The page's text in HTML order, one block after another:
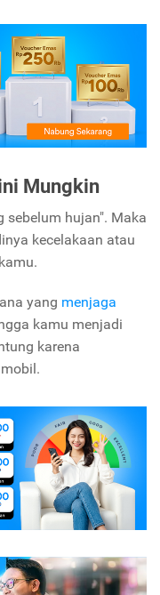
Mungkin
sebelum hujan". Maka
kecelakaan atau
yang menjaga
kamu menjadi
karena